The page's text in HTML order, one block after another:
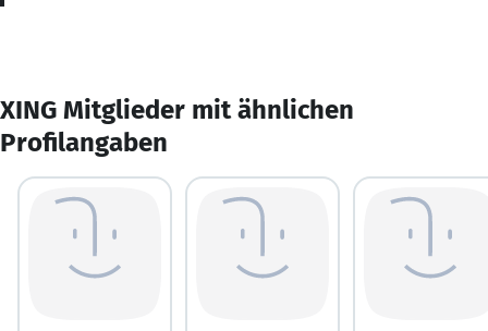
XING Mitglieder mit ähnlichen
Profilangaben